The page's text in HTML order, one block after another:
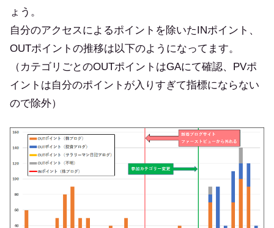
ょう。
自分のアクセスによるポイントを除いたINポイント、
OUTポイントの推移は以下のようになってます。
（カテゴリごとのOUTポイントはGAにて確認、PVポ
イントは自分のポイントが入りすぎて指標にならない
ので除外）